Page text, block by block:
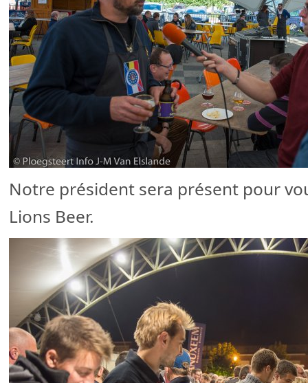
Notre président sera présent pour
Lions Beer.